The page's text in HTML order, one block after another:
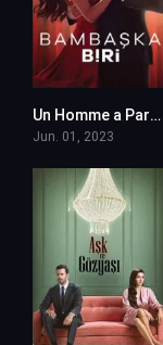
Un Homme a Part – Bambaska Biri en VF (Voix Francaise)
Jun. 01, 2023